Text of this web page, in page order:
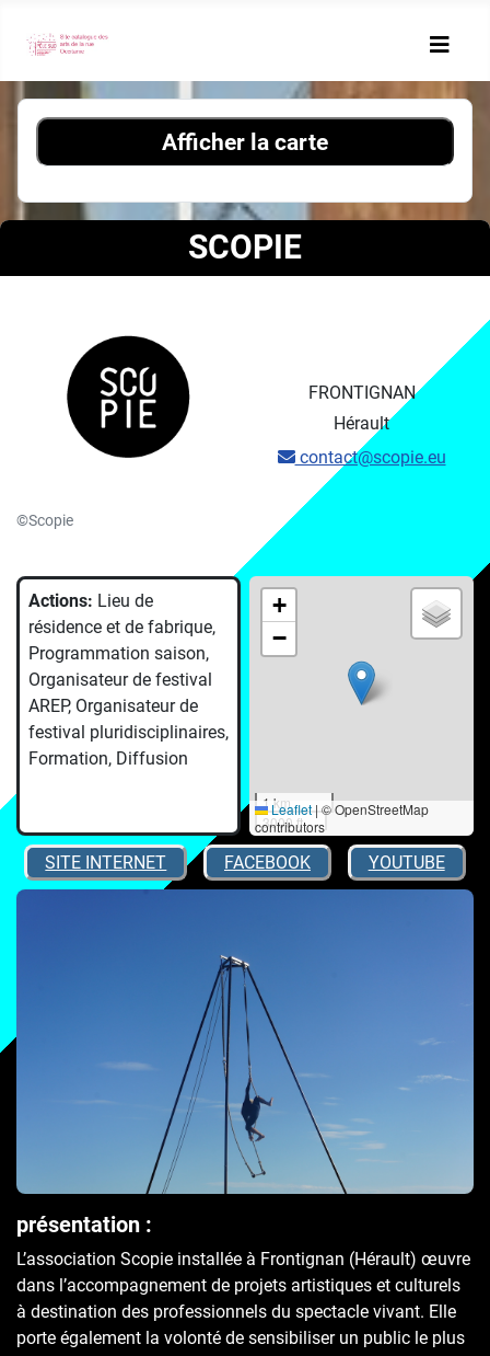
Afficher la carte
SCOPIE
©Scopie
FRONTIGNAN
Hérault
contact@scopie.eu
+
−
1 km
3000 ft
Leaflet|© OpenStreetMap
contributors
Actions: Lieu de
résidence et de fabrique,
Programmation saison,
Organisateur de festival
AREP, Organisateur de
festival pluridisciplinaires,
Formation, Diffusion
SITE INTERNET FACEBOOK YOUTUBE
présentation :
L’association Scopie installée à Frontignan (Hérault) œuvre
dans l’accompagnement de projets artistiques et culturels
à destination des professionnels du spectacle vivant. Elle
porte également la volonté de sensibiliser un public le plus